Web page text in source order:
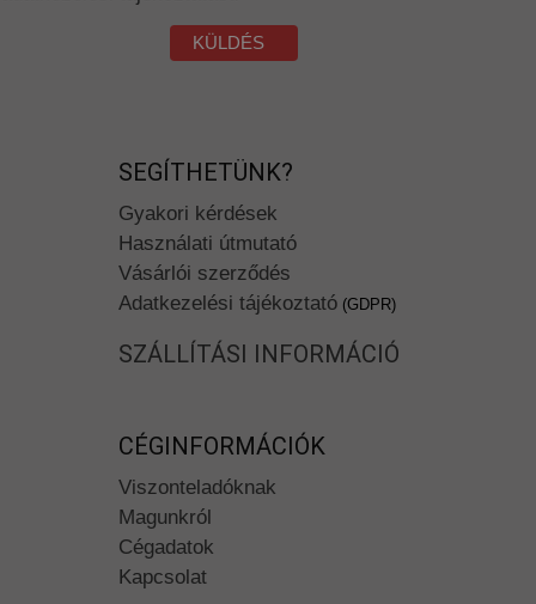
KÜLDÉS
SEGÍTHETÜNK?
Gyakori kérdések
Használati útmutató
Vásárlói szerződés
Adatkezelési tájékoztató (GDPR)
SZÁLLÍTÁSI INFORMÁCIÓ
CÉGINFORMÁCIÓK
Viszonteladóknak
Magunkról
Cégadatok
Kapcsolat